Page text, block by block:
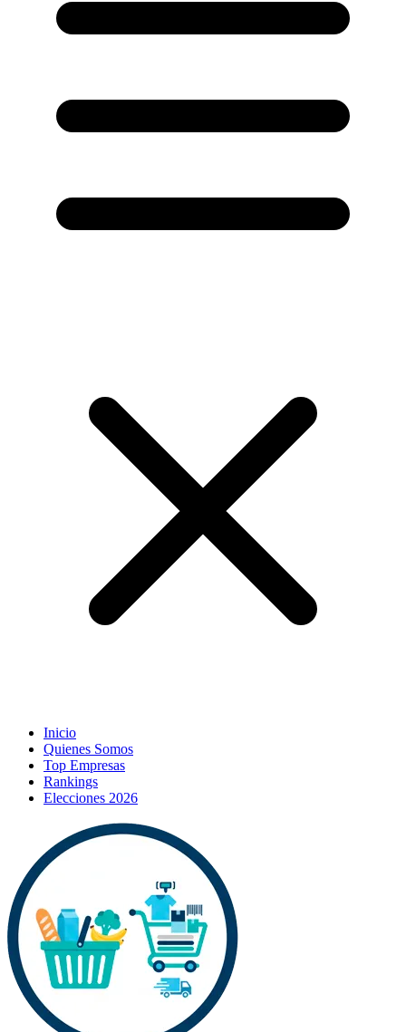
Inicio
Quienes Somos
Top Empresas
Rankings
Elecciones 2026